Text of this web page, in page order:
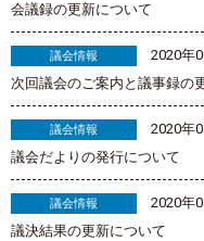
会議録の更新について
議会情報
2020年
次回議会のご案内と議事録の
議会情報
2020年
議会だよりの発行について
議会情報
2020年
議決結果の更新について